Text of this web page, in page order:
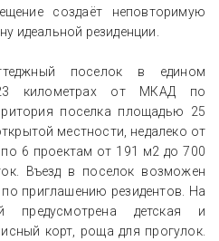
создаёт неповторимую
идеальной резиденции.
поселок в едином
километрах от МКАД по
поселка площадью 25
местности, недалеко от
6 проектам от 191 м2 до 700
Въезд в поселок возможен
приглашению резидентов. На
предусмотрена детская и
корт, роща для прогулок.